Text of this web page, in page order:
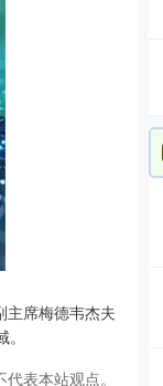
主席梅德韦杰夫
表本站观点。